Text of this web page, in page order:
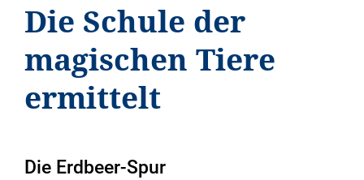
Die Schule der
magischen Tiere
ermittelt
Die Erdbeer-Spur